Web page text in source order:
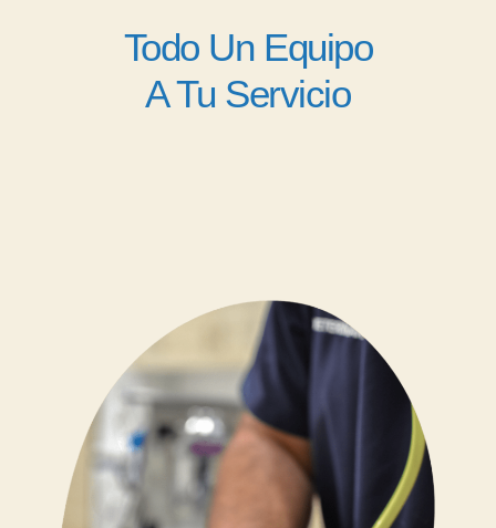
Todo Un Equipo
A Tu Servicio